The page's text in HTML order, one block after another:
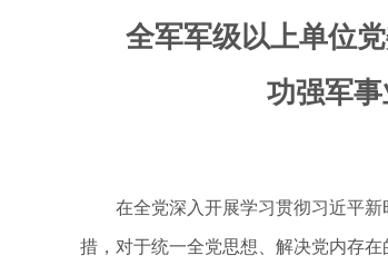
全军军级以上单位
功强军事
在全党深入开展学习贯彻习近平新
措，对于统一全党思想、解决党内存